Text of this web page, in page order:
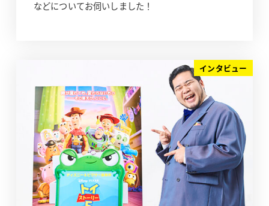
などについてお伺いしました！
インタビュー